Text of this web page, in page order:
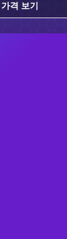
가격 보기